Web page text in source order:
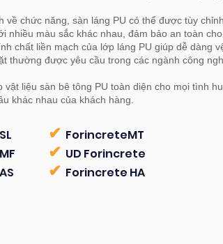
về chức năng, sàn láng PU có thể được tùy
nhiều màu sắc khác nhau, đảm bảo an toàn
chất liền mạch của lớp láng PU giúp dễ dàng
thường được yêu cầu trong các ngành công
vật liệu sàn bê tông PU toàn diện cho mọi tình
khác nhau của khách hàng.
L ✔ ForincreteMT
✔ UD Forincrete
✔ Forincrete HA